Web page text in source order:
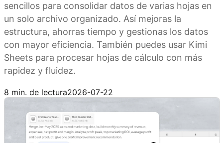
sencillos para consolidar datos de varias hojas en
un solo archivo organizado. Así mejoras la
estructura, ahorras tiempo y gestionas los datos
con mayor eficiencia. También puedes usar Kimi
Sheets para procesar hojas de cálculo con más
rapidez y fluidez.
8 min. de lectura2026-07-22